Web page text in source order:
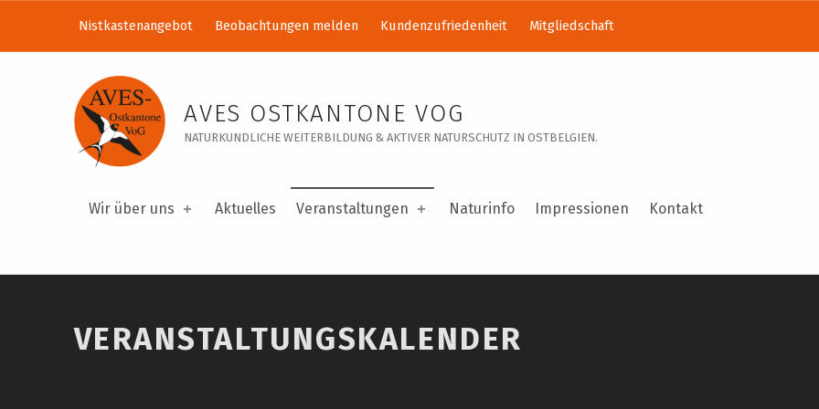
Veranstaltungskalender – AVES Ostkantone VoG
AVES OSTKANTONE VOG
NATURKUNDLICHE WEITERBILDUNG & AKTIVER NATURSCHUTZ IN OSTBELGIEN.
Wir über uns Aktuelles Veranstaltungen Naturinfo Impressionen Kontakt
Nistkastenangebot Beobachtungen melden Kundenzufriedenheit Mitgliedschaft
VERANSTALTUNGSKALENDER